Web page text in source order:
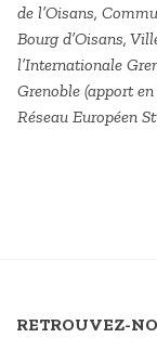
de l’Oisans,
Bourg d’Oisans,
l’Internationale
Grenoble (apport
Réseau Européen
RETROUVEZ-